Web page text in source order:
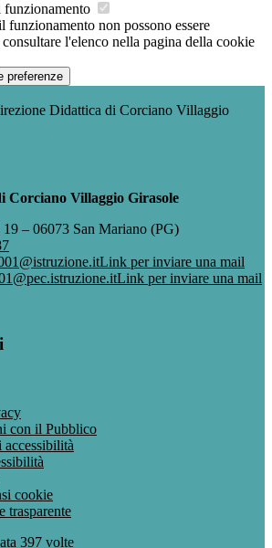
funzionamento
funzionamento non possono essere
l'elenco nella pagina della cookie
preferenze
Didattica di Corciano Villaggio
Corciano Villaggio Girasole
– 06073 San Mariano (PG)
Link per inviare una mail
Link per inviare una mail
con il Pubblico
cookie
trasparente
397 volte